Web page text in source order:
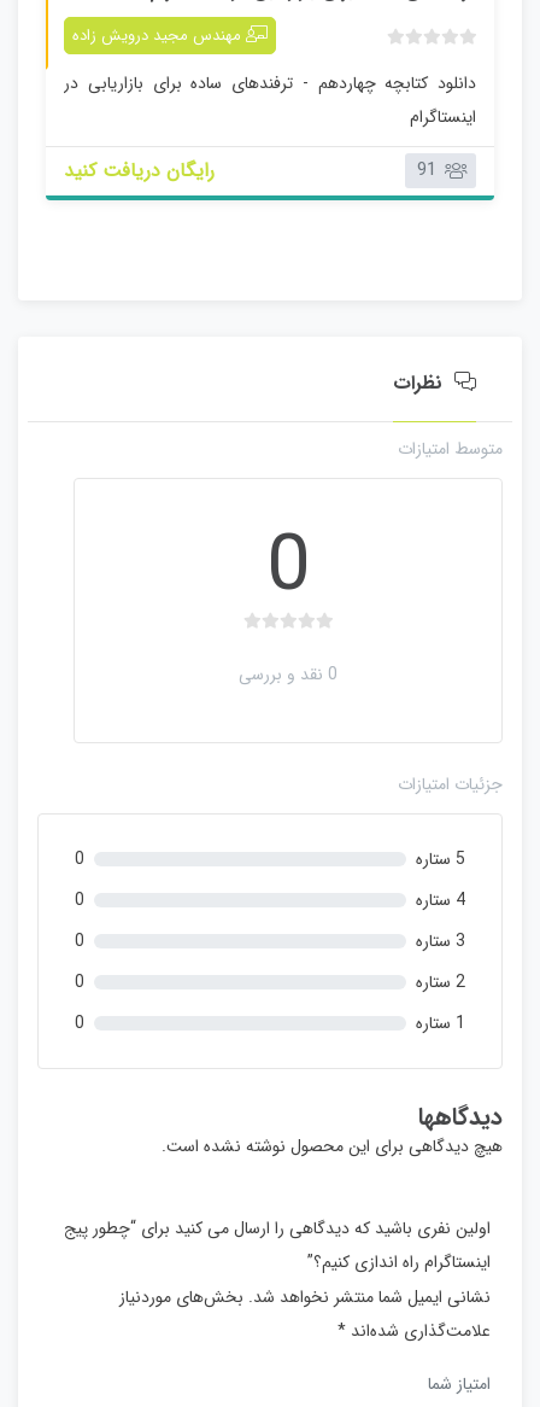
د
مهندس مجید درویش زاده
دانلود کتابچه چهاردهم - ترفندهای ساده برای بازاریابی در
اینستاگرام
91 رایگان دریافت کنید
نظرات
متوسط امتیازات
0
د
ا
ی
0 نقد و بررسی
جزئیات امتیازات
5 ستاره
0
4 ستاره
0
3 ستاره
0
2 ستاره
0
1 ستاره
0
دیدگاهها
هیچ دیدگاهی برای این محصول نوشته نشده است.
اولین نفری باشید که دیدگاهی را ارسال می کنید برای “چطور پیج
اینستاگرام راه اندازی کنیم؟”
نشانی ایمیل شما منتشر نخواهد شد. بخش‌های موردنیاز
علامت‌گذاری شده‌اند *
امتیاز شما